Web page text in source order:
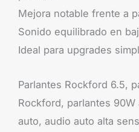
Mejora notable frente a
Sonido equilibrado en
Ideal para upgrades
Parlantes Rockford 6.5,
Rockford, parlantes
auto, audio auto alta